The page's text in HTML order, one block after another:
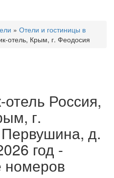
» Отели и гостиницы в
отель, Крым, г. Феодосия
отель Россия,
г.
д.
год -
номеров